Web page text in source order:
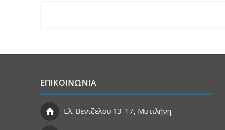
ΕΠΙΚΟΙΝΩΝΙΑ
Ελ. Βενιζέλου 13-17, Μυτιλήνη